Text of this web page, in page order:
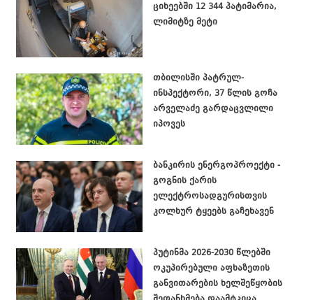
ციხეებში 12 344 პატიმარია,
ლიმიტზე მეტი
თბილისში პატრულ-
ინსპექტორი, 37 წლის გოჩა
არველაძე გარდაცვლილი
იპოვეს
ბანკირის ენერგოპროექტი -
გოგნის ქარის
ელექტროსადგურისთვის
კოლხურ ტყეებს გაჩეხავენ
პუტინმა 2026-2030 წლებში
ოკუპირებული აფხაზეთის
განვითარების ხელშეწყობის